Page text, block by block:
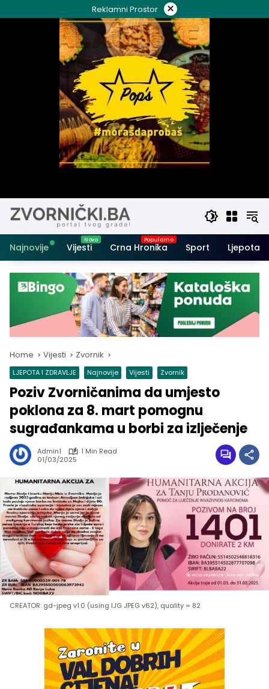
to
Reklamni Prostor ×
Najnovije Vijesti Crna Hronika Sport Ljepota i
Home Vijesti Zvornik
LJEPOTA I ZDRAVLJE Najnovije Vijesti Zvornik
Poziv Zvorničanima da umjesto
poklona za 8. mart pomognu
sugrađankama u borbi za izlječenje
Admin1
1 Min Read
01/03/2025
CREATOR: gd-jpeg v1.0 (using IJG JPEG v62), quality = 82